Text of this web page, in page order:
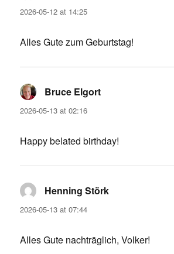
2026-05-12 at 14:25
Alles Gute zum Geburtstag!
Bruce Elgort
2026-05-13 at 02:16
Happy belated birthday!
Henning Störk
2026-05-13 at 07:44
Alles Gute nachträglich, Volker!